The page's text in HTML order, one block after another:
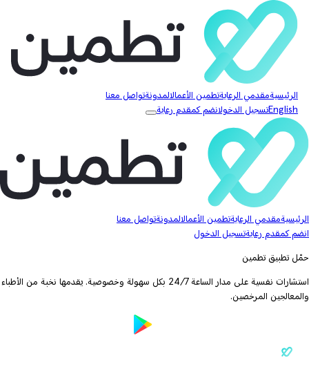
الرئيسيةمقدمي الرعايةتطمين الأعمالالمدونةتواصل معنا
Englishتسجيل الدخولانضم كمقدم رعاية
الرئيسيةمقدمي الرعايةتطمين الأعمالالمدونةتواصل معنا
انضم كمقدم رعايةتسجيل الدخول
حمّل تطبيق تطمين
استشارات نفسية على مدار الساعة 24/7 بكل سهولة وخصوصية. يقدمها نخبة من الأطباء
والمعالجين المرخصين.